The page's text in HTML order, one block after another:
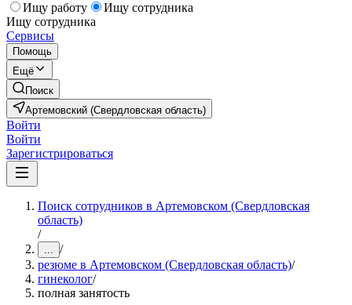
Ищу работу
Ищу сотрудника
Ищу сотрудника
Сервисы
Помощь
Ещё
Поиск
Артемовский (Свердловская область)
Войти
Войти
Зарегистрироваться
Поиск сотрудников в Артемовском (Свердловская
область)
/
... /
резюме в Артемовском (Свердловская область)/
гинеколог/
полная занятость